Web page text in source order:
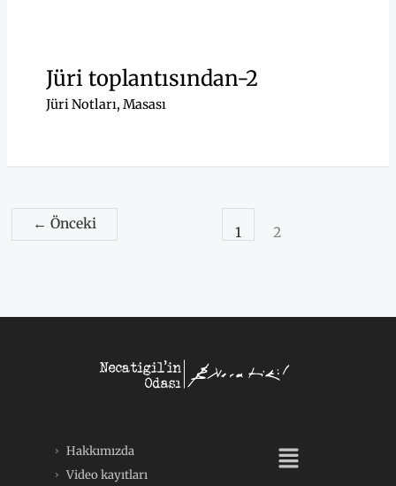
Jüri toplantısından-2
Jüri Notları, Masası
← Önceki 1 2
Hakkımızda
Video kayıtları
Menü